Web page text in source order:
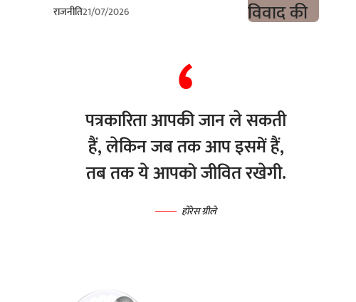
राजनीति21/07/2026
पत्रकारिता आपकी जान ले सकती
हैं, लेकिन जब तक आप इसमें हैं,
तब तक ये आपको जीवित रखेगी.
होरेस ग्रीले